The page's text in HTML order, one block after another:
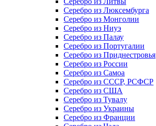
Серебро из Люксембурга
Серебро из Монголии
Серебро из Ниуэ
Серебро из Палау
Серебро из Португалии
Серебро из Приднестровья
Серебро из России
Серебро из Самоа
Серебро из СССР, РСФСР
Серебро из США
Серебро из Тувалу
Серебро из Украины
Серебро из Франции